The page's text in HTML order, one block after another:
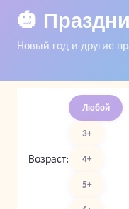
🎃
Новый год и другие
Возраст:
Любой
3+
4+
5+